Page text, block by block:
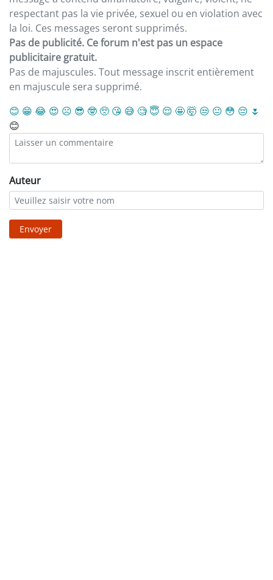
respectant pas la vie privée, sexuel ou en violation avec
la loi. Ces messages seront supprimés.
Pas de publicité. Ce forum n'est pas un espace
publicitaire gratuit.
Pas de majuscules. Tout message inscrit entièrement
en majuscule sera supprimé.
😊 😁 😂 😍 ☹️ 😎 🤓 🥺 😘 😅 🧐 😇 😌 🤩🤯 😒 😐 😳 😔 🌷
😊
Auteur
Envoyer